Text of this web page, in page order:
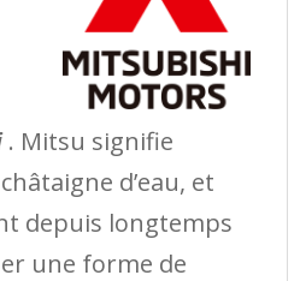
. Mitsu signifie
d’eau, et
depuis longtemps
une forme de